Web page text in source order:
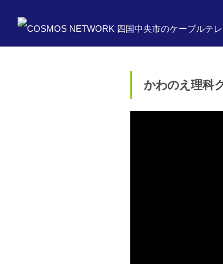
かわのえ理科